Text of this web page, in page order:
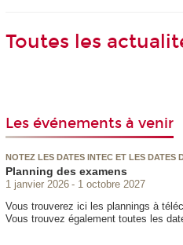
Toutes les
Les événements à venir
NOTEZ LES DATES INTEC ET LES DATES
Planning des examens
1 janvier 2026
1 octobre 2027
Vous trouverez ici les plannings à
Vous trouvez également toutes les